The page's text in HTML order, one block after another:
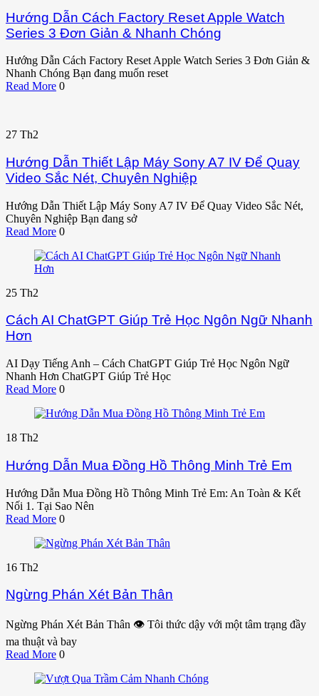
Hướng Dẫn Cách Factory Reset Apple Watch
Series 3 Đơn Giản & Nhanh Chóng
Hướng Dẫn Cách Factory Reset Apple Watch Series 3 Đơn Giản &
Nhanh Chóng Bạn đang muốn reset
Read More 0
27 Th2
Hướng Dẫn Thiết Lập Máy Sony A7 IV Để Quay
Video Sắc Nét, Chuyên Nghiệp
Hướng Dẫn Thiết Lập Máy Sony A7 IV Để Quay Video Sắc Nét,
Chuyên Nghiệp Bạn đang sở
Read More 0
25 Th2
Cách AI ChatGPT Giúp Trẻ Học Ngôn Ngữ Nhanh
Hơn
AI Dạy Tiếng Anh – Cách ChatGPT Giúp Trẻ Học Ngôn Ngữ
Nhanh Hơn ChatGPT Giúp Trẻ Học
Read More 0
18 Th2
Hướng Dẫn Mua Đồng Hồ Thông Minh Trẻ Em
Hướng Dẫn Mua Đồng Hồ Thông Minh Trẻ Em: An Toàn & Kết
Nối 1. Tại Sao Nên
Read More 0
16 Th2
Ngừng Phán Xét Bản Thân
Ngừng Phán Xét Bản Thân 👁️ Tôi thức dậy với một tâm trạng đầy
ma thuật và bay
Read More 0